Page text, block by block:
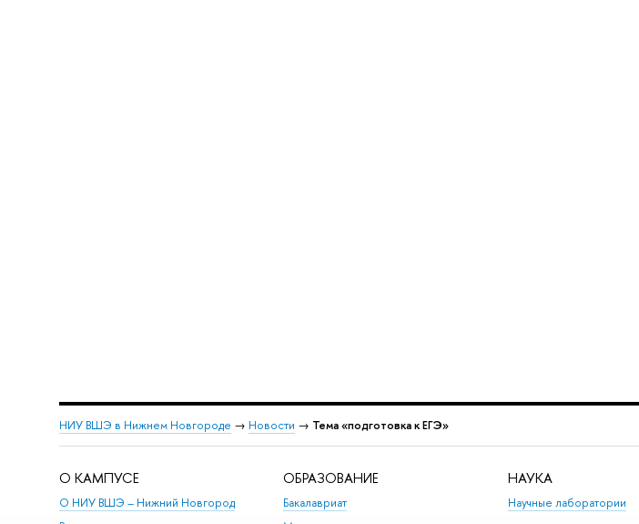
НИУ ВШЭ в Нижнем Новгороде → Новости → Тема «подготовка к ЕГЭ»
О КАМПУСЕ
О НИУ ВШЭ – Нижний Новгород
ОБРАЗОВАНИЕ
Бакалавриат
НАУКА
Научные лаборатории